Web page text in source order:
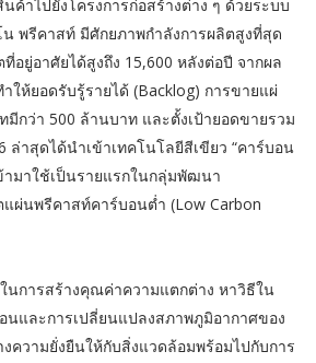
ค้าไปยังโครงการก่อสร้างต่าง ๆ ด้วยระบบ
พรีคาสท์ มีศักยภาพกำลังการผลิตสูงที่สุด
อยู่อาศัยได้สูงถึง 15,600 หลังต่อปี จากผล
ให้ยอดรับรู้รายได้ (Backlog) การขายแผ่
กว่า 500 ล้านบาท และตั้งเป้ายอดขายรวม
ล่าสุดได้นำเข้าเทคโนโลยีสีเขียว “คาร์บอน
ข้ามาใช้เป็นรายแรกในกลุ่มพัฒนา
แผ่นพรีคาสท์คาร์บอนต่ำ (Low Carbon
นการสร้างคุณค่าความแตกต่าง หาวิธีใน
และการเปลี่ยนแปลงสภาพภูมิอากาศของ
ความยั่งยืนให้กับสิ่งแวดล้อมพร้อมไปกับการ